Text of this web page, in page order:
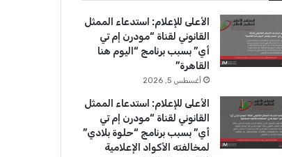
T
u
e
ق
ر
ا
م
الأعلى للإعلام: استدعاء الممثل
القانوني لقناة “مودرن إم تي
أي” بسبب برنامج “اليوم هنا
القاهرة”
أغسطس 5, 2026
الأعلى للإعلام: استدعاء الممثل
القانوني لقناة “مودرن إم تي
أي” بسبب برنامج “حلوة بلادي”
لمخالفته الأكواد الإعلامية